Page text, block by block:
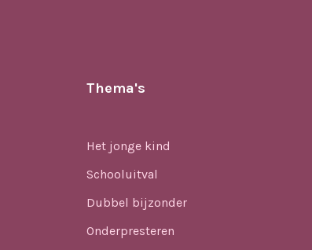
Thema's
Het jonge kind
Schooluitval
Dubbel bijzonder
Onderpresteren